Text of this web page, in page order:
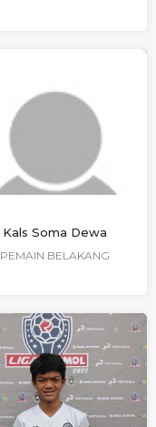
Kals Soma Dewa
PEMAIN BELAKANG